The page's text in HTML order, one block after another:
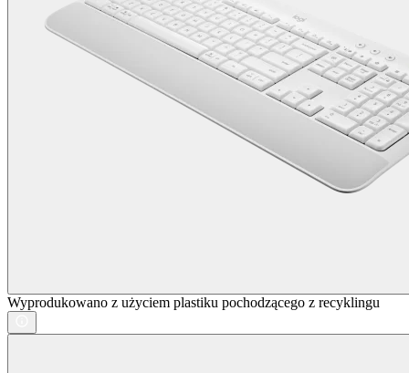
Wyprodukowano z użyciem plastiku pochodzącego z recyklingu